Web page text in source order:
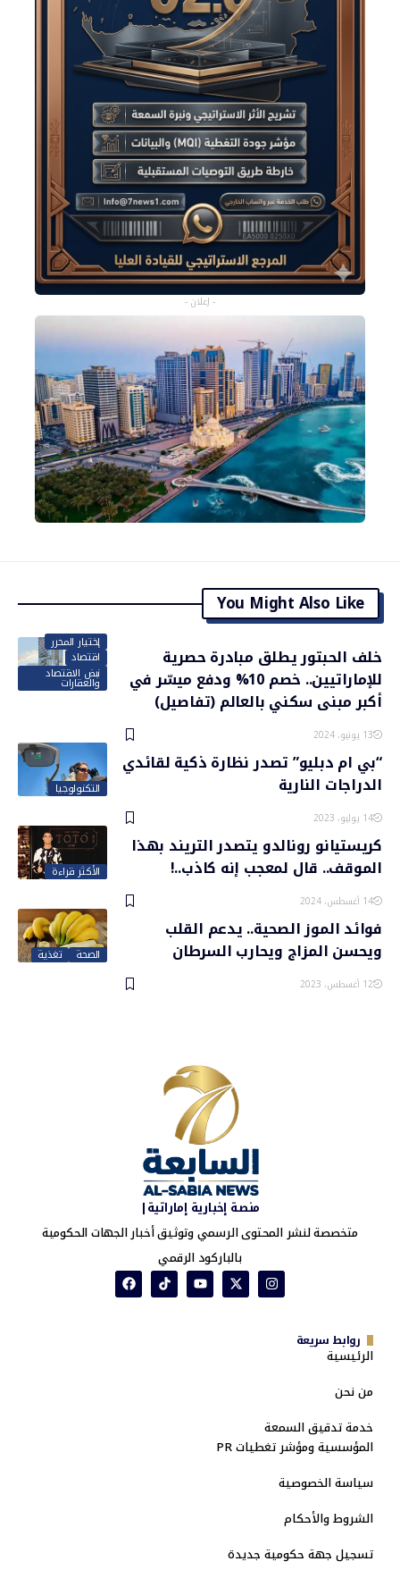
- إعلان -
You Might Also Like
إختيار المحرر
اقتصاد
نبض الاقتصاد
والعقارات
خلف الحبتور يطلق مبادرة حصرية
للإماراتيين.. خصم 10% ودفع ميسّر في
أكبر مبنى سكني بالعالم (تفاصيل)
13 يونيو، 2024
التكنولوجيا
“بي ام دبليو” تصدر نظارة ذكية لقائدي
الدراجات النارية
14 يوليو، 2023
الأكثر قراءة
كريستيانو رونالدو يتصدر التريند بهذا
الموقف.. قال لمعجب إنه كاذب..!
14 أغسطس، 2024
الصحة تغذية
فوائد الموز الصحية.. يدعم القلب
ويحسن المزاج ويحارب السرطان
12 أغسطس، 2023
منصة إخبارية إماراتية|
متخصصة لنشر المحتوى الرسمي وتوثيق أخبار الجهات الحكومية
بالباركود الرقمي
روابط سريعة
الرئيسية
من نحن
خدمة تدقيق السمعة
المؤسسية ومؤشر تغطيات PR
سياسة الخصوصية
الشروط والأحكام
تسجيل جهة حكومية جديدة